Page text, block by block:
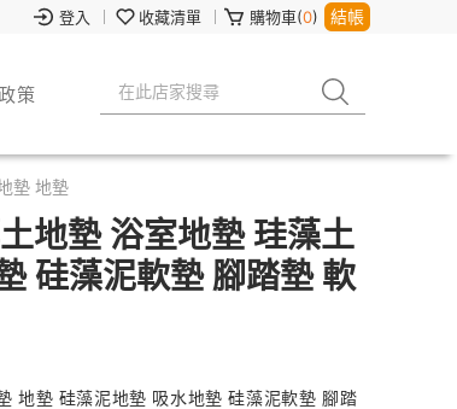
登入 收藏清單 購物車(0) 結帳
策
墊 地墊
地墊 浴室地墊 珪藻土
硅藻泥軟墊 腳踏墊 軟
地墊 硅藻泥地墊 吸水地墊 硅藻泥軟墊 腳踏